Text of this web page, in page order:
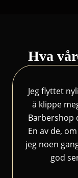
Hva
Jeg flyttet
å klippe
Barbershop
En av de,
jeg noen
god